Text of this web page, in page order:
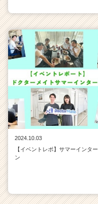
2024.10.03
【イベントレポ】サマーインター
ン